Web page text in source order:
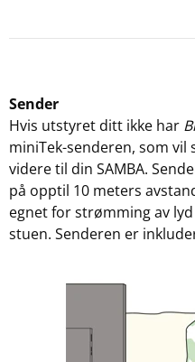
Sender
Hvis utstyret ditt ikke har
miniTek-senderen, som vil
videre til din SAMBA.
på opptil 10 meters
egnet for strømming av
stuen. Senderen er